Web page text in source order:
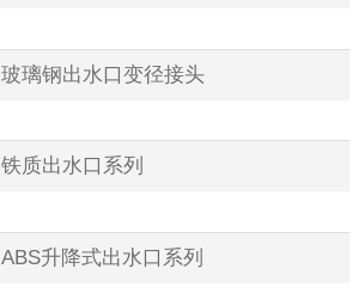
玻璃钢出水口变径接头
铁质出水口系列
ABS升降式出水口系列